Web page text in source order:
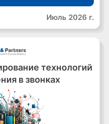
Июль 2026 г.
технологий
в звонках